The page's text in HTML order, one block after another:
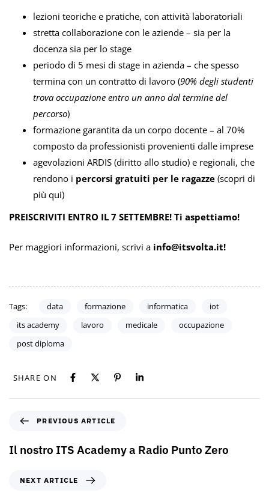
lezioni teoriche e pratiche, con attività laboratoriali
stretta collaborazione con le aziende – sia per la
docenza sia per lo stage
periodo di 5 mesi di stage in azienda – che spesso
termina con un contratto di lavoro (90% degli studenti
trova occupazione entro un anno dal termine del
percorso)
formazione garantita da un corpo docente – al 70%
composto da professionisti provenienti dalle imprese
agevolazioni ARDIS (diritto allo studio) e regionali, che
rendono i percorsi gratuiti per le ragazze (scopri di
più qui)
PREISCRIVITI ENTRO IL 7 SETTEMBRE! Ti aspettiamo!
Per maggiori informazioni, scrivi a info@itsvolta.it!
Tags: data formazione informatica
iot
its academy
lavoro medicale
occupazione
post diploma
SHARE ON
PREVIOUS ARTICLE
Il nostro ITS Academy a Radio Punto Zero
NEXT ARTICLE